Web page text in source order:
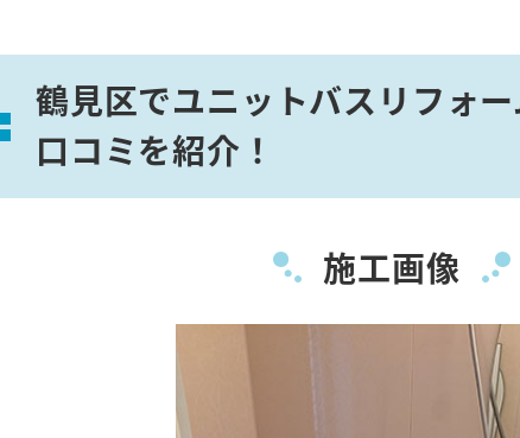
鶴見区でユニットバスリフォ
口コミを紹介！
施工画像